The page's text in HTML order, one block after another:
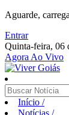
Aguarde,
Entrar
Quinta-feira, 06
Agora Ao Vivo
Início /
Notícias /